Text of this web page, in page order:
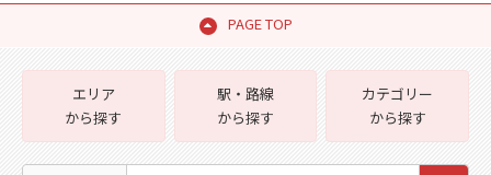
PAGE TOP
エリア
から探す
駅・路線
から探す
カテゴリー
から探す